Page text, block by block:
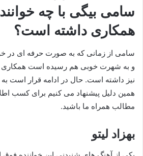
سامی بیگی با چه
همکاری داشته است؟
سامی از زمانی که به صورت حرفه ای در
و به شهرت خوبی هم رسیده است همکاری‌
نیز داشته است. حال در ادامه قرار است به
همین دلیل پیشنهاد می‌ کنیم برای کسب
مطالب همراه ما باشید.
بهزاد لیتو